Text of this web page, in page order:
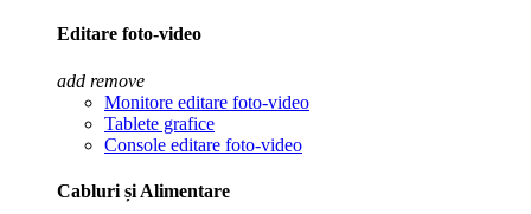
Editare foto-video
add remove
Monitore editare foto-video
Tablete grafice
Console editare foto-video
Cabluri și Alimentare